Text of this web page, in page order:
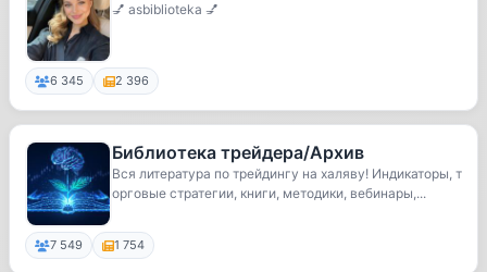
💅 asbiblioteka 💅
6 345 2 396
Библиотека трейдера/Архив
Вся литература по трейдингу на халяву! Индикаторы, т
орговые стратегии, книги, методики, вебинары,...
7 549 1 754